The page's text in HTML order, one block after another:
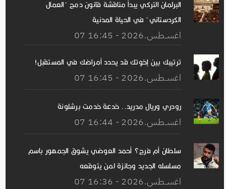
البرلمان التركي يبدأ مناقشة قانون دمج "العمال
الكردستاني" في الحياة المدنية
07 اغســطس.2026 - 16:45
ترتيبك بين إخوتك قد يحدد أمراضك في المستقبل!
07 اغســطس.2026 - 16:45
رودري وريال مدريد.. خدعة خدمت برشلونة
07 اغســطس.2026 - 16:44
سلطان أم فرج؟ أحمد العوضي يشوق الجمهور باسم
مسلسله الجديد وجائزة لمن يتوقعه
07 اغســطس.2026 - 16:36